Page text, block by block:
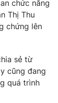
chức năng
Thị Thu
chứng lên
sẻ từ
cũng đang
quá trình